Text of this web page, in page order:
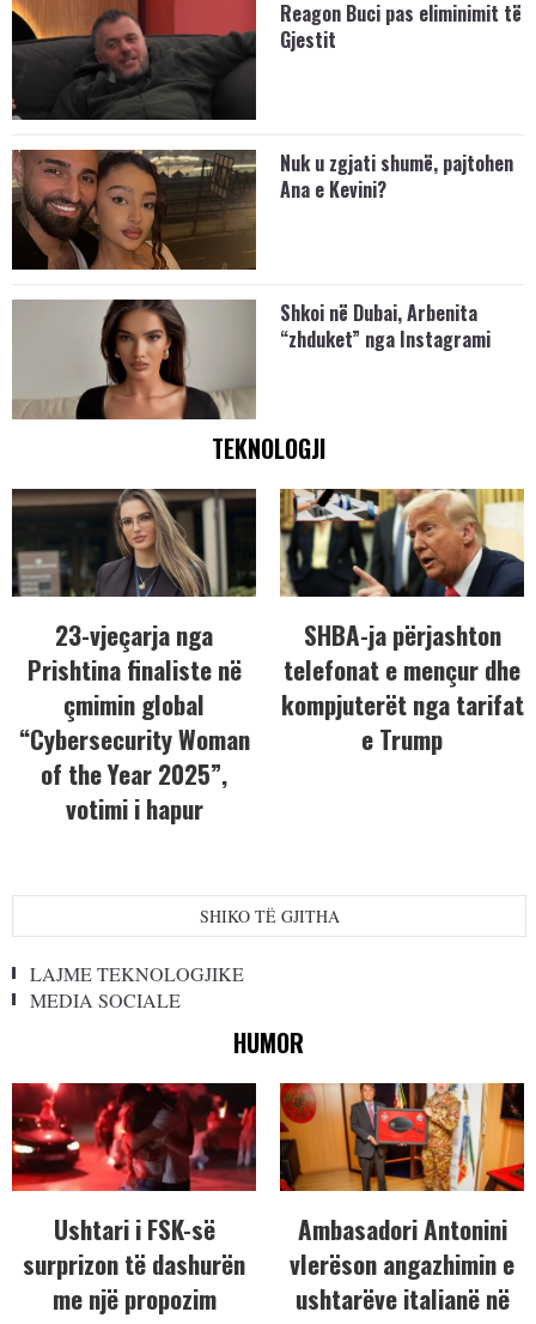
Reagon Buci pas eliminimit të
Gjestit
Nuk u zgjati shumë, pajtohen
Ana e Kevini?
Shkoi në Dubai, Arbenita
“zhduket” nga Instagrami
TEKNOLOGJI
23-vjeçarja nga
Prishtina finaliste në
çmimin global
“Cybersecurity Woman
of the Year 2025”,
votimi i hapur
SHBA-ja përjashton
telefonat e mençur dhe
kompjuterët nga tarifat
e Trump
SHIKO TË GJITHA
LAJME TEKNOLOGJIKE
MEDIA SOCIALE
HUMOR
Ushtari i FSK-së
surprizon të dashurën
me një propozim
Ambasadori Antonini
vlerëson angazhimin e
ushtarëve italianë në